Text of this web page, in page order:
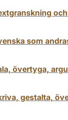
som
övertyga,
gestalta,